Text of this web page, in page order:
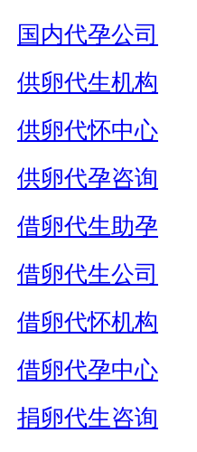
国内代孕公司
供卵代生机构
供卵代怀中心
供卵代孕咨询
借卵代生助孕
借卵代生公司
借卵代怀机构
借卵代孕中心
捐卵代生咨询